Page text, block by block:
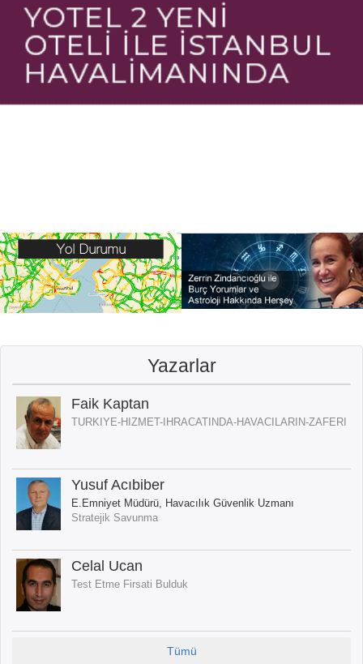
Yazarlar
Faik Kaptan
TURKIYE-HIZMET-IHRACATINDA-HAVACILARIN-ZAFERI
Yusuf Acıbiber
E.Emniyet Müdürü, Havacılık Güvenlik Uzmanı
Stratejik Savunma
Celal Ucan
Test Etme Firsati Bulduk
Tümü